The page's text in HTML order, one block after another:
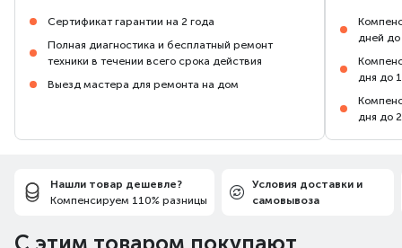
Сертификат гарантии на 2 года
Полная диагностика и бесплатный ремонт
техники в течении всего срока действия
Выезд мастера для ремонта на дом
дней до
дня до
дня до
Нашли товар дешевле?
Компенсируем 110% разницы
Условия доставки и
самовывоза